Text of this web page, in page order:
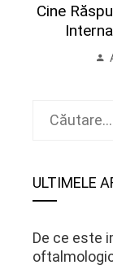
Cine
Caută
ULTIMELE
De ce este